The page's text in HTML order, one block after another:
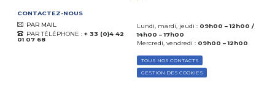
CONTACTEZ-NOUS
PAR MAIL
PAR TÉLÉPHONE : + 33 (0)4 42
01 07 68
Lundi, mardi, jeudi : 09h00 – 12h00 /
14h00 – 17h00
Mercredi, vendredi : 09h00 – 12h00
TOUS NOS CONTACTS
GESTION DES COOKIES